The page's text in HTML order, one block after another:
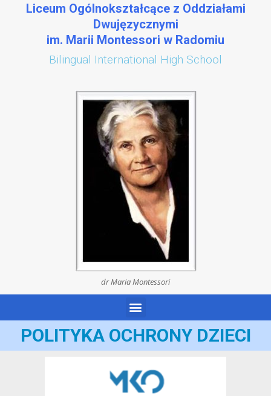
Liceum Ogólnokształcące z Oddziałami
Dwujęzycznymi
im. Marii Montessori w Radomiu
Bilingual International High School
dr Maria Montessori
POLITYKA OCHRONY DZIECI